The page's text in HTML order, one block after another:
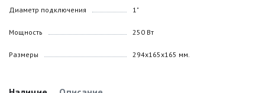
Диаметр подключения
Мощность
Размеры
1"
250 Вт
294х165х165 мм.